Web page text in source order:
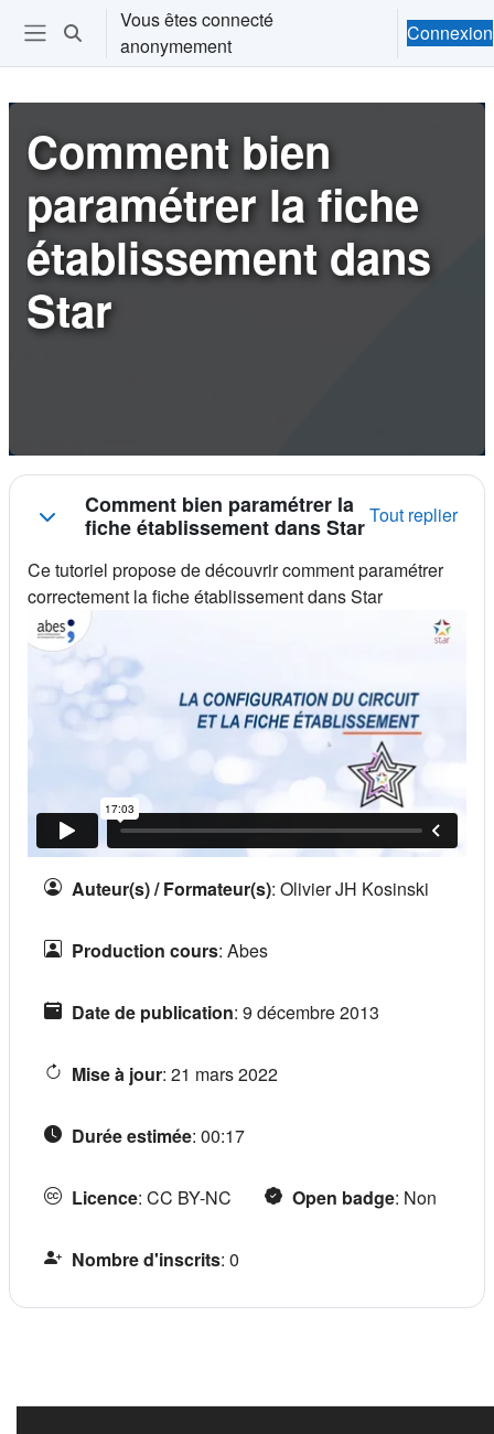
Passer au contenu principal
Ouvrir le menu de navigation
Activer/désactiver la saisie de recherche
Vous êtes connecté
anonymement
Connexion
Comment bien
paramétrer la fiche
établissement dans
Star
Résumé de section
Comment bien paramétrer la
fiche établissement dans StarTout replier
Ce tutoriel propose de découvrir comment paramétrer
correctement la fiche établissement dans Star
Auteur(s) / Formateur(s): Olivier JH Kosinski
Production cours: Abes
Date de publication: 9 décembre 2013
Mise à jour: 21 mars 2022
Durée estimée: 00:17
Licence: CC BY-NC Open badge: Non
Nombre d'inscrits: 0